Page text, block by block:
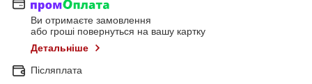
Ви отримаєте замовлення
або гроші повернуться на вашу картку
Детальніше
Післяплата